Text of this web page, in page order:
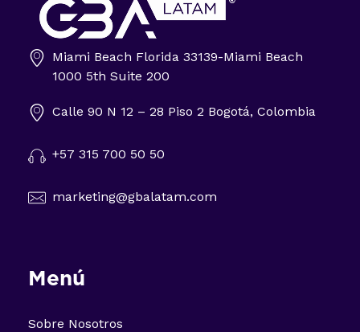
Miami Beach Florida 33139-Miami Beach
1000 5th Suite 200
Calle 90 N 12 – 28 Piso 2 Bogotá, Colombia
+57 315 700 50 50
marketing@gbalatam.com
Menú
Sobre Nosotros